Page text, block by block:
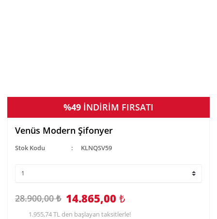
%49 İNDİRİM FIRSATI
Venüs Modern Şifonyer
Stok Kodu KLNQSV59
28.900,00 ₺ 14.865,00 ₺
1.955,74 TL den başlayan taksitlerle!